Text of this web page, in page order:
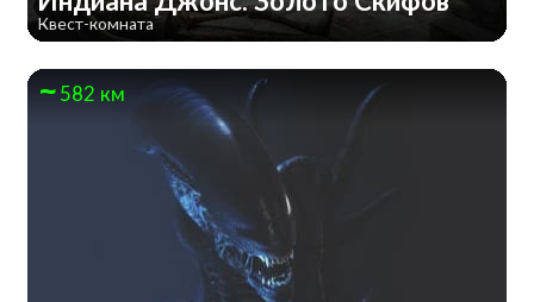
Квест-комната
582 км